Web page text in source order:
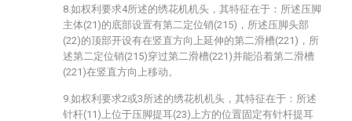
8.如权利要求4所述的绣花机机头，其特征在于：所述压脚
主体(21)的底部设置有第二定位销(215)，所述压脚头部
(22)的顶部开设有在竖直方向上延伸的第二滑槽(221)，所
述第二定位销(215)穿过第二滑槽(221)并能沿着第二滑槽
(221)在竖直方向上移动。
9.如权利要求2或3所述的绣花机机头，其特征在于：所述
针杆(11)上位于压脚提耳(23)上方的位置固定有针杆提耳